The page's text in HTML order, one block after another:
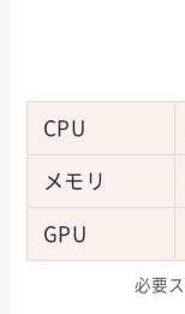
CPU
メモリ
GPU
必要